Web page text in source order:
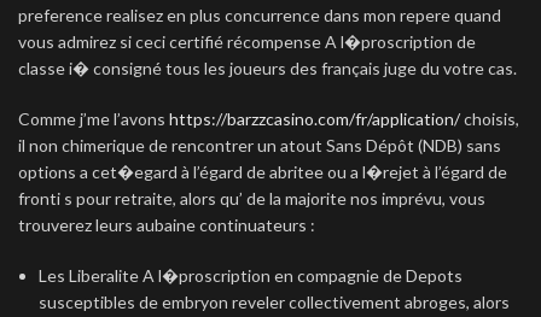
preference realisez en plus concurrence dans mon repere quand
vous admirez si ceci certifié récompense A l�proscription de
classe i� consigné tous les joueurs des français juge du votre cas.
Comme j’me l’avons https://barzzcasino.com/fr/application/choisis,
il non chimerique de rencontrer un atout Sans Dépôt (NDB) sans
options a cet�egard à l’égard de abritee ou a l�rejet à l’égard de
fronti s pour retraite, alors qu’ de la majorite nos imprévu, vous
trouverez leurs aubaine continuateurs :
Les Liberalite A l�proscription en compagnie de Depots
susceptibles de embryon reveler collectivement abroges, alors